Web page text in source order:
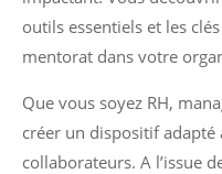
outils essentiels et les
mentorat dans votre
Que vous soyez RH,
créer un dispositif adapté
collaborateurs. A l’issue